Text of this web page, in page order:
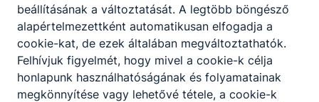
beállításának a változtatását. A legtöbb böngésző
alapértelmezettként automatikusan elfogadja a
cookie-kat, de ezek általában megváltoztathatók.
Felhívjuk figyelmét, hogy mivel a cookie-k célja
honlapunk használhatóságának és folyamatainak
megkönnyítése vagy lehetővé tétele, a cookie-k